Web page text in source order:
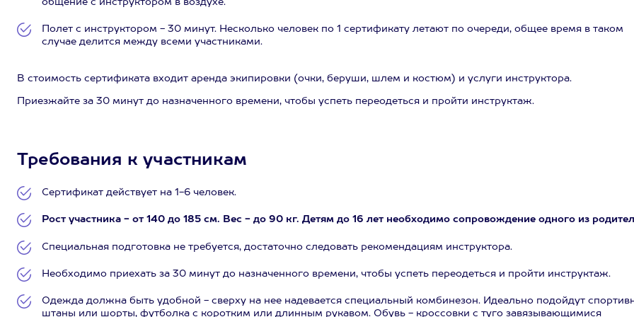
общение с инструктором в воздухе.
Полет с инструктором - 30 минут. Несколько человек по 1 сертификату летают по очереди, общее время в таком
случае делится между всеми участниками.
В стоимость сертификата входит аренда экипировки (очки, беруши, шлем и костюм) и услуги инструктора.
Приезжайте за 30 минут до назначенного времени, чтобы успеть переодеться и пройти инструктаж.
Требования к участникам
Сертификат действует на 1-6 человек.
Рост участника - от 140 до 185 см. Вес - до 90 кг. Детям до 16 лет необходимо сопровождение одного из
Специальная подготовка не требуется, достаточно следовать рекомендациям инструктора.
Необходимо приехать за 30 минут до назначенного времени, чтобы успеть переодеться и пройти инструктаж.
Одежда должна быть удобной - сверху на нее надевается специальный комбинезон. Идеально подойдут
штаны или шорты, футболка с коротким или длинным рукавом. Обувь - кроссовки с туго завязывающимися